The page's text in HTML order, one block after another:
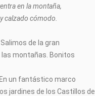
en la montaña,
calzado cómodo.
de la gran
montañas. Bonitos
un fantástico marco
jardines de los Castillos de